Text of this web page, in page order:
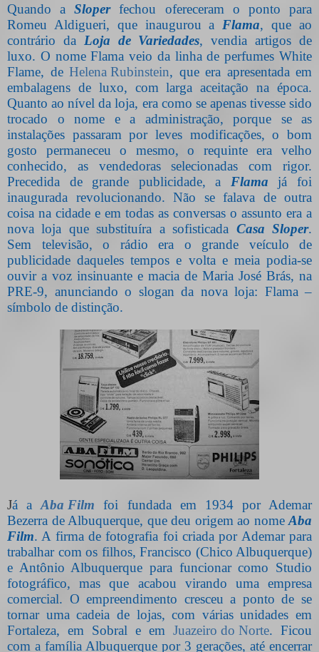
Quando aSloperfechou ofereceram o ponto para
Romeu Aldigueri, que inaugurou a Flama, que ao
contrário da Loja de Variedades, vendia artigos de
luxo. O nome Flama veio da linha de perfumes White
Flame, de Helena Rubinstein, que era apresentada em
embalagens de luxo, com larga aceitação na época.
Quanto ao nível da loja, era como se apenas tivesse sido
trocado o nome e a administração, porque se as
instalações passaram por leves modificações, o bom
gosto permaneceu o mesmo, o requinte era velho
conhecido, as vendedoras selecionadas com rigor.
Precedida de grande publicidade, a Flama já foi
inaugurada revolucionando. Não se falava de outra
coisa na cidade e em todas as conversas o assunto era a
nova loja que substituíra a sofisticada Casa Sloper.
Sem televisão, o rádio era o grande veículo de
publicidade daqueles tempos e volta e meia podia-se
ouvir a voz insinuante e macia de Maria José Brás, na
PRE-9, anunciando o slogan da nova loja: Flama –
símbolo de distinção.
Já aAba Film foi fundada em 1934 por Ademar
Bezerra de Albuquerque, que deu origem ao nome Aba
Film. A firma de fotografia foi criada por Ademar para
trabalhar com os filhos, Francisco (Chico Albuquerque)
e Antônio Albuquerque para funcionar como Studio
fotográfico, mas que acabou virando uma empresa
comercial. O empreendimento cresceu a ponto de se
tornar uma cadeia de lojas, com várias unidades em
Fortaleza, em Sobral e em Juazeiro do Norte. Ficou
com a família Albuquerque por 3 gerações, até encerrar